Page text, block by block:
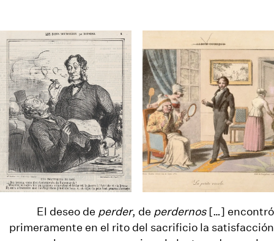
El deseo de perder, de perdernos[…] encontró
primeramente en el rito del sacrificio la satisfacción